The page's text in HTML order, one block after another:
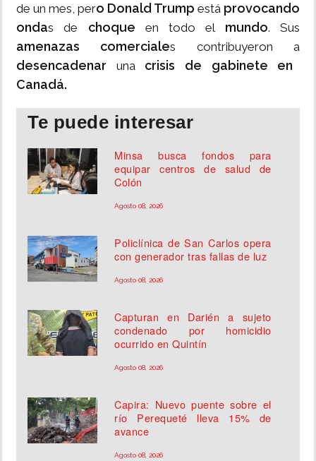
de un mes, pero Donald Trump está provocando
ondas de choque en todo el mundo. Sus
amenazas comerciales contribuyeron a
desencadenar una crisis de gabinete en
Canadá.
Te puede interesar
Minsa busca fondos para
equipar centros de salud de
Colón
Agosto 08, 2026
Policlínica de San Carlos opera
con generador tras fallas de luz
Agosto 08, 2026
Capturan en Darién a sujeto
condenado por homicidio
ocurrido en Quintín
Agosto 08, 2026
Capira: Nuevo puente sobre el
río Perequeté lleva 15% de
avance
Agosto 08, 2026